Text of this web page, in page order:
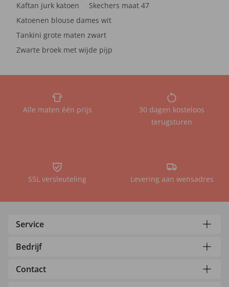
Kaftan jurk katoen
Skechers maat 47
Katoenen blouse dames wit
Tankini grote maten zwart
Zwarte broek met wijde pijp
Alle maten één prijs
30 dagen kosteloos
terugsturen
SSL versleuteling Levering aan wensadres
Service
Bedrijf
Contact